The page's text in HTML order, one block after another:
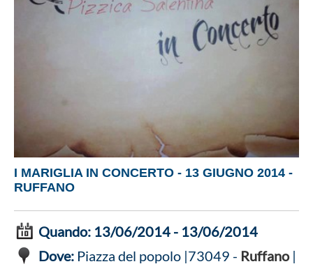
I MARIGLIA IN CONCERTO - 13 GIUGNO 2014 -
RUFFANO
Quando: 13/06/2014 - 13/06/2014
Dove: Piazza del popolo |73049 - Ruffano|